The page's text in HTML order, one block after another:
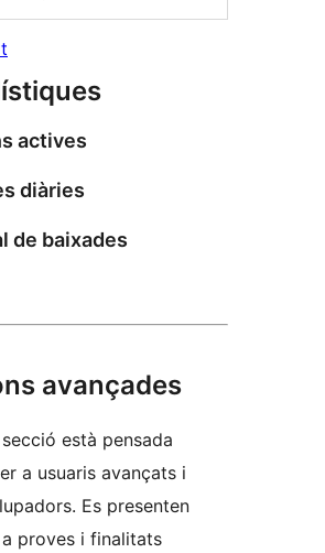
actives
diàries
de baixades
avançades
està pensada
a usuaris avançats i
Es presenten
proves i finalitats